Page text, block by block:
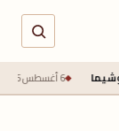
6 أغسطس 2026 - 6:50 ص